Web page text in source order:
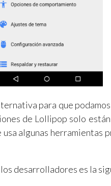
para que
de Lollipop solo
algunas herramientas
desarrolladores es la